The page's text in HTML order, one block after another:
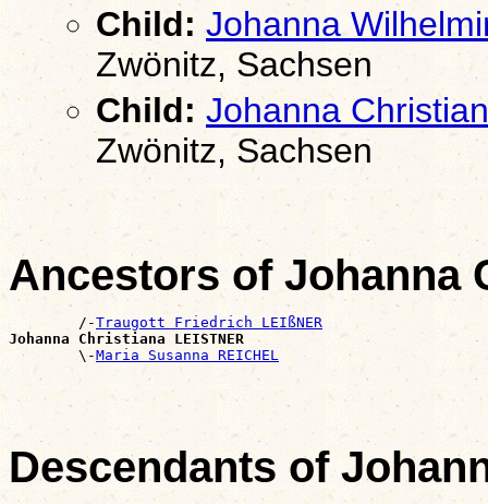
Child: Johanna
Zwönitz, Sachsen
Child: Johanna
Zwönitz, Sachsen
Ancestors of Johanna
        /-
Traugott Friedrich LEIßNER
Johanna Christiana LEISTNER
\-Maria Susanna REICHEL
Descendants of